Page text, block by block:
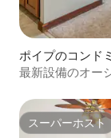
ポイプのコンド
最新設備のオー
スーパーホスト
スーパーホスト